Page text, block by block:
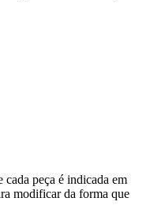
peça é indicada em
modificar da forma que